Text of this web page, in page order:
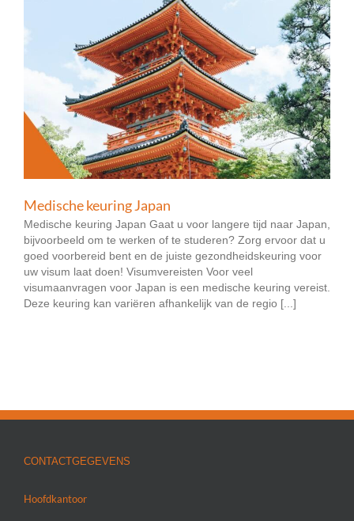
Medische keuring Japan
Medische keuring Japan Gaat u voor langere tijd naar Japan,
bijvoorbeeld om te werken of te studeren? Zorg ervoor dat u
goed voorbereid bent en de juiste gezondheidskeuring voor
uw visum laat doen! Visumvereisten Voor veel
visumaanvragen voor Japan is een medische keuring vereist.
Deze keuring kan variëren afhankelijk van de regio [...]
CONTACTGEGEVENS
Hoofdkantoor